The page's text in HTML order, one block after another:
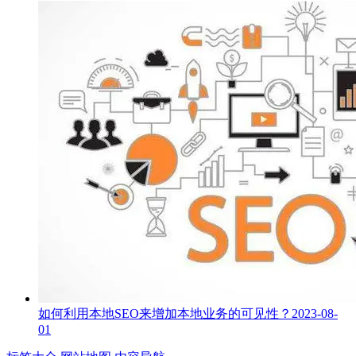
如何利用本地SEO来增加本地业务的可见性？ 2023-08-
01